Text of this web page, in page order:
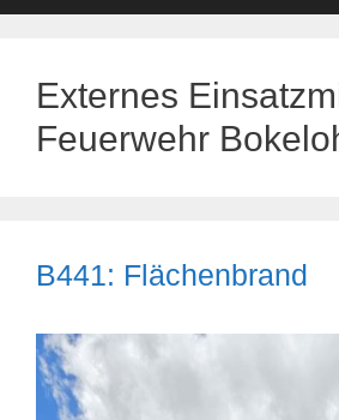
Externes
Feuerwehr
B441: Flächenbrand